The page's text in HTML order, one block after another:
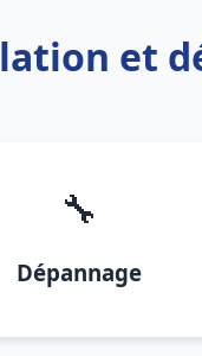
et
🔧
Dépannage